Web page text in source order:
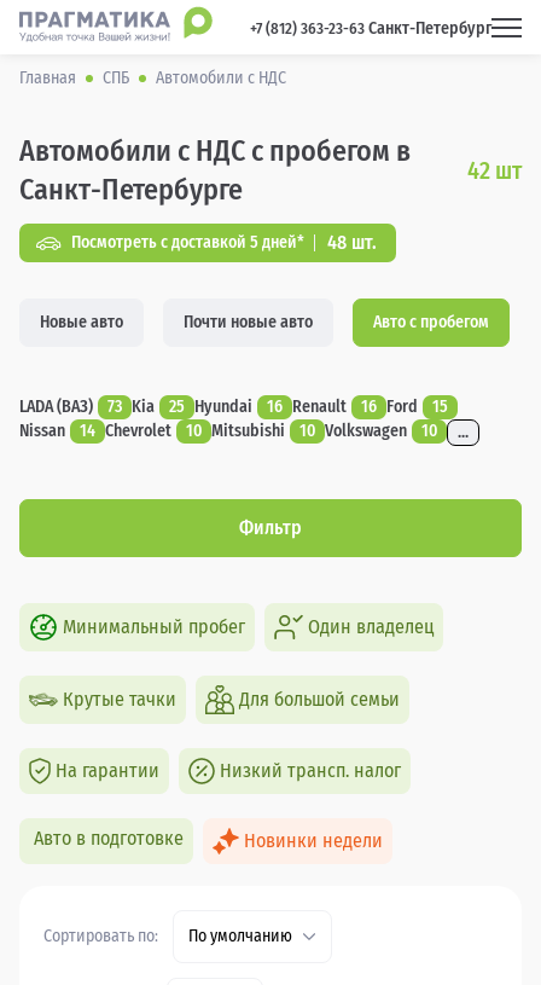
+7 (812) 363-23-63 Санкт-Петербург
Главная СПБ Автомобили с НДС
Автомобили с НДС с пробегом в
Санкт-Петербурге
42 шт
Посмотреть с доставкой 5 дней* 48 шт.
Новые авто Почти новые авто Авто с пробегом
LADA (ВАЗ) 73 Kia 25 Hyundai 16 Renault 16 Ford
15
Nissan
14 Chevrolet 10 Mitsubishi 10 Volkswagen 10 ...
Фильтр
Минимальный пробег Один владелец
Крутые тачки Для большой семьи
На гарантии Низкий трансп. налог
Авто в подготовке Новинки недели
Сортировать по: По умолчанию